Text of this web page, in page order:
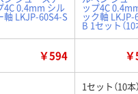
4C 0.4mm シル
軸 LKJP-60S4-S
ップ4C
ック軸 LKJP-
B 1セット（10
￥594
1セット（10本